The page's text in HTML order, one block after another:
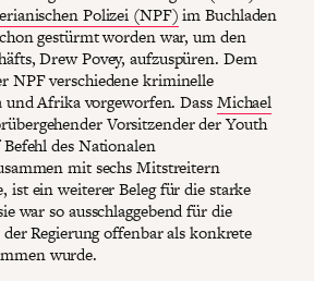
Polizei (NPF)im Buchladen
gestürmt worden war, um den
Drew Povey, aufzuspüren. Dem
NPF verschiedene kriminelle
Afrika vorgeworfen. DassMichael
Vorsitzender der Youth
des Nationalen
mit sechs Mitstreitern
ist ein weiterer Beleg für die starke
war so ausschlaggebend für die
der Regierung offenbar als konkrete
wurde.